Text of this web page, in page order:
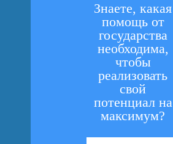
Знаете, какая
помощь от
государства
необходима,
чтобы
реализовать
свой
потенциал на
максимум?